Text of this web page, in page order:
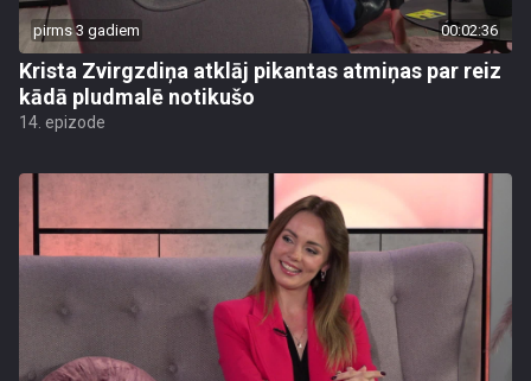
pirms 3 gadiem 00:02:36
Krista Zvirgzdiņa atklāj pikantas atmiņas par reiz
kādā pludmalē notikušo
14. epizode